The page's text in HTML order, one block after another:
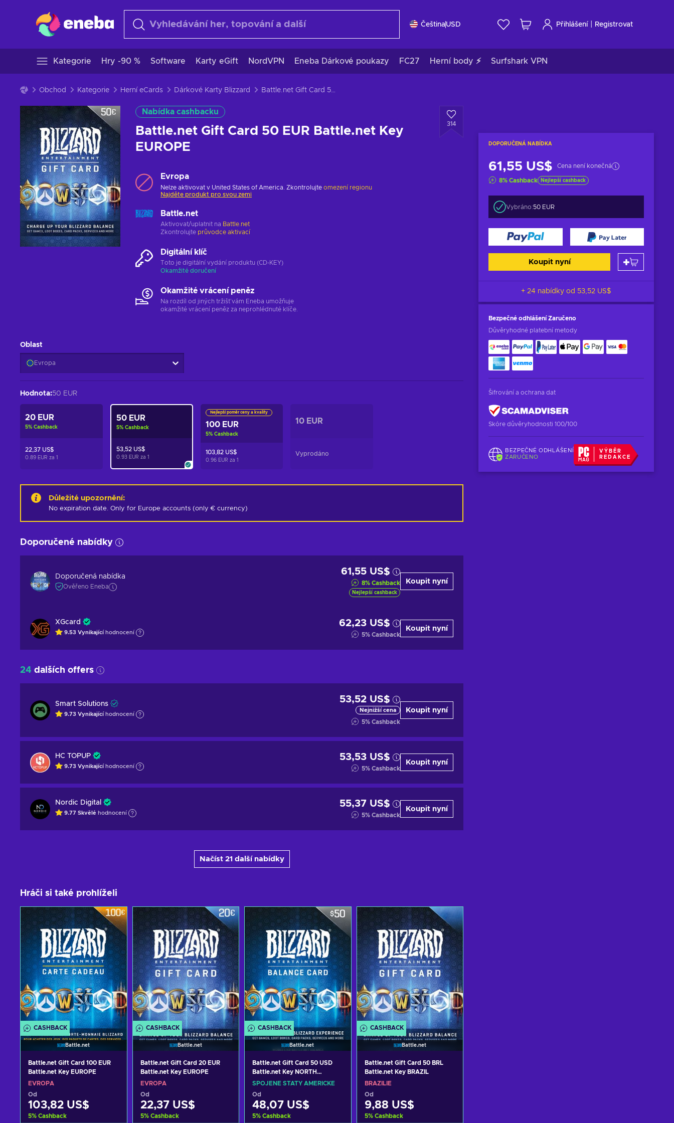
Čeština USD Přihlášení| Registrovat
Kategorie Hry -90 % Software Karty eGift NordVPN Eneba Dárkové poukazy FC27 Herní body ⚡ Surfshark VPN
Obchod Kategorie Herní eCards Dárkové Karty Blizzard Battle.net Gift Card 50 EUR Battle.net Key EUROPE
Nabídka cashbacku
Battle.net Gift Card 50 EUR Battle.net Key
EUROPE
314
DOPORUČENÁ NABÍDKA
61,55 US$ Cena není konečná
8% Cashback Nejlepší cashback
Vybráno:50 EUR
Koupit nyní
+ 24 nabídky od 53,52 US$
Bezpečné odhlášení Zaručeno
Důvěryhodné platební metody
Šifrování a ochrana dat
Skóre důvěryhodnosti 100/100
BEZPEČNÉ ODHLÁŠENÍ
ZARUČENO
VÝBĚR
REDAKCE
Evropa
Nelze aktivovat v United States of America. Zkontrolujte omezení regionu
Najděte produkt pro svou zemi
Battle.net
Aktivovat/uplatnit na Battle.net
Zkontrolujte průvodce aktivací
Digitální klíč
Toto je digitální vydání produktu (CD-KEY)
Okamžité doručení
Okamžité vrácení peněz
Na rozdíl od jiných tržišť vám Eneba umožňuje
okamžité vrácení peněz za neprohlédnuté klíče.
Oblast
Evropa
Hodnota:50 EUR
20 EUR
5% Cashback
22,37 US$
0.89 EUR za 1
50 EUR
5% Cashback
53,52 US$
0.93 EUR za 1
Nejlepší poměr ceny a kvality
100 EUR
5% Cashback
103,82 US$
0.96 EUR za 1
10 EUR
Vyprodáno
Důležité upozornění:
No expiration date. Only for Europe accounts (only € currency)
Doporučené nabídky
Doporučená nabídka
Ověřeno Eneba
61,55 US$
8% Cashback
Nejlepší cashback
Koupit nyní
XGcard
9.53 Vynikající hodnocení
62,23 US$
5% Cashback
Koupit nyní
24 dalších offers
Smart Solutions
9.73 Vynikající hodnocení
53,52 US$
Nejnižší cena
5% Cashback
Koupit nyní
HC TOPUP
9.73 Vynikající hodnocení
53,53 US$
5% Cashback
Koupit nyní
Nordic Digital
9.77 Skvělé hodnocení
55,37 US$
5% Cashback
Koupit nyní
Načíst 21 další nabídky
Hráči si také prohlíželi
CASHBACK
Battle.net
Battle.net Gift Card 100 EUR
Battle.net Key EUROPE
EVROPA
Od
103,82 US$
5% Cashback
CASHBACK
Battle.net
Battle.net Gift Card 20 EUR
Battle.net Key EUROPE
EVROPA
Od
22,37 US$
5% Cashback
CASHBACK
Battle.net
Battle.net Gift Card 50 USD
Battle.net Key NORTH
AMERICA
SPOJENÉ STÁTY AMERICKÉ
Od
48,07 US$
5% Cashback
CASHBACK
Battle.net
Battle.net Gift Card 50 BRL
Battle.net Key BRAZIL
BRAZÍLIE
Od
9,88 US$
5% Cashback